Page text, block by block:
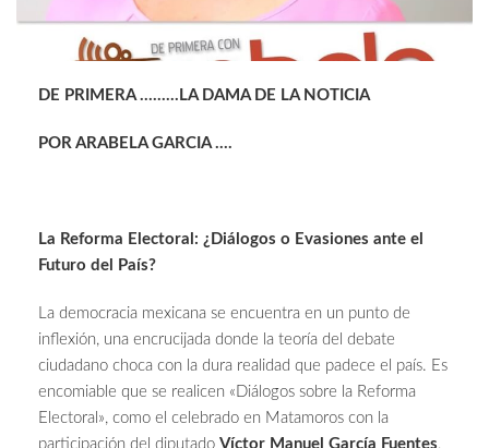
DE PRIMERA ………LA DAMA DE LA NOTICIA
POR ARABELA GARCIA ….
La Reforma Electoral: ¿Diálogos o Evasiones ante el
Futuro del País?
La democracia mexicana se encuentra en un punto de
inflexión, una encrucijada donde la teoría del debate
ciudadano choca con la dura realidad que padece el país. Es
encomiable que se realicen «Diálogos sobre la Reforma
Electoral», como el celebrado en Matamoros con la
participación del diputado Víctor Manuel García Fuentes,